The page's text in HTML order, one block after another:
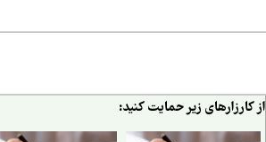
از کارزارهای زیر حمایت کنید: